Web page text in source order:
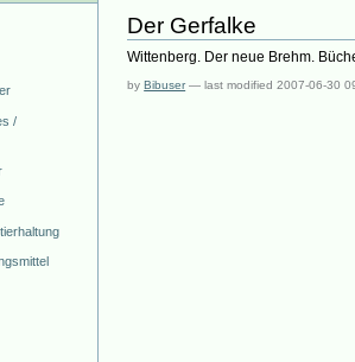
/
Der Gerfalke
Wittenberg. Der neue Brehm.
byBibuser —last modified2007-06-30